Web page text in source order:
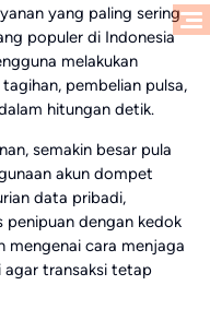
yang paling sering
populer di Indonesia
melakukan
pembelian pulsa,
hitungan detik.
semakin besar pula
akun dompet
data pribadi,
penipuan dengan kedok
mengenai cara menjaga
agar transaksi tetap